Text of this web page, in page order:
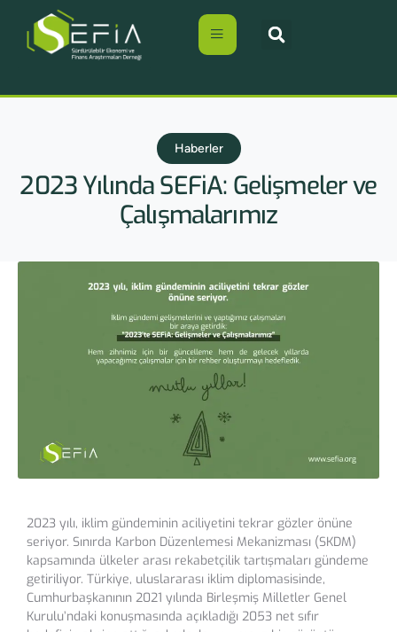
Haberler
2023 Yılında SEFiA: Gelişmeler ve
Çalışmalarımız
2023 yılı, iklim gündeminin aciliyetini tekrar gözler önüne
seriyor. Sınırda Karbon Düzenlemesi Mekanizması (SKDM)
kapsamında ülkeler arası rekabetçilik tartışmaları gündeme
getiriliyor. Türkiye, uluslararası iklim diplomasisinde,
Cumhurbaşkanının 2021 yılında Birleşmiş Milletler Genel
Kurulu’ndaki konuşmasında açıkladığı 2053 net sıfır